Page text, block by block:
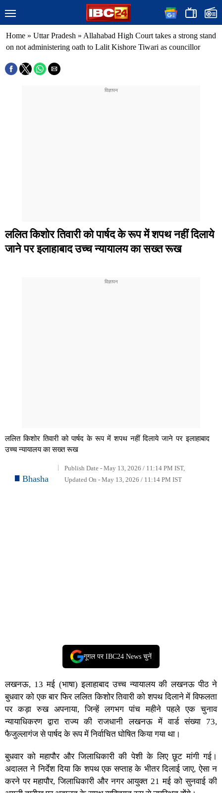
Home » Uttar Pradesh » Allahabad High Court takes a strong stand
on not administering oath to Lalit Kishore Tiwari as councillor
ललित किशोर तिवारी को पार्षद के रूप में शपथ नहीं दिलाये
जाने पर इलाहाबाद उच्च न्यायालय का सख्त रूख
ललित किशोर तिवारी को पार्षद के रूप में शपथ नहीं दिलाये जाने पर इलाहाबाद
उच्च न्यायालय का सख्त रूख
Bhasha
Publish Date - May 13, 2026 / 11:14 PM IST,
Updated On - May 13, 2026 / 11:14 PM IST
गूगल पर IBC24 News चुनें
लखनऊ, 13 मई (भाषा) इलाहाबाद उच्च न्यायालय की लखनऊ पीठ ने
बुधवार को एक बार फिर ललित किशोर तिवारी को शपथ दिलाने में विफलता
पर कड़ा रुख अपनाया, जिन्हें लगभग पांच महीने पहले एक चुनाव
न्यायाधिकरण द्वारा राज्य की राजधानी लखनऊ में वार्ड संख्या 73,
फैजुल्लागंज से पार्षद के रूप में निर्वाचित घोषित किया गया था।
बुधवार को महापौर और जिलाधिकारी की पेशी के लिए छूट मांगी गई।
अदालत ने निर्देश दिया कि शपथ एक सप्ताह के भीतर दिलाई जाए, ऐसा न
करने पर महापौर, जिलाधिकारी और नगर आयुक्त 21 मई को सुनवाई की